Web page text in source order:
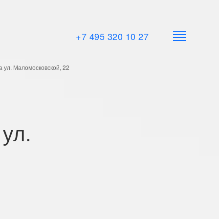
+7 495 320 10 27
ул. Маломосковской, 22